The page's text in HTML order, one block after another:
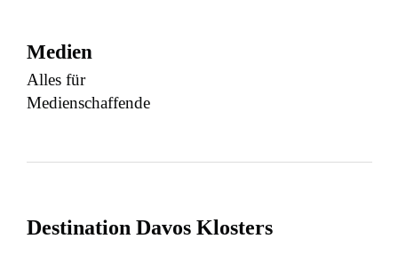
Medien
Alles für
Medienschaffende
Destination Davos Klosters